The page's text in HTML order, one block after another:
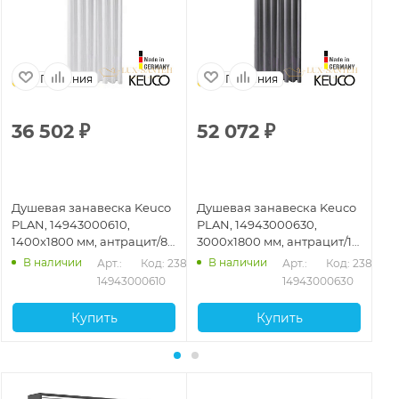
Германия
36 502 ₽
Душевая занавеска Keuco
PLAN, 14943000610,
1400x1800 мм, антрацит/8
люверсов
В наличии
Арт.:
14943000610
Код: 23869
Купить
Германия
52 072 ₽
Душевая занавеска Keuco
PLAN, 14943000630,
3000x1800 мм, антрацит/16
люверсов
В наличии
Арт.:
14943000630
Код: 23871
Купить